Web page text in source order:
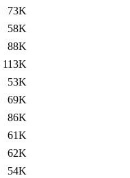
73K
58K
88K
113K
53K
69K
86K
61K
62K
54K